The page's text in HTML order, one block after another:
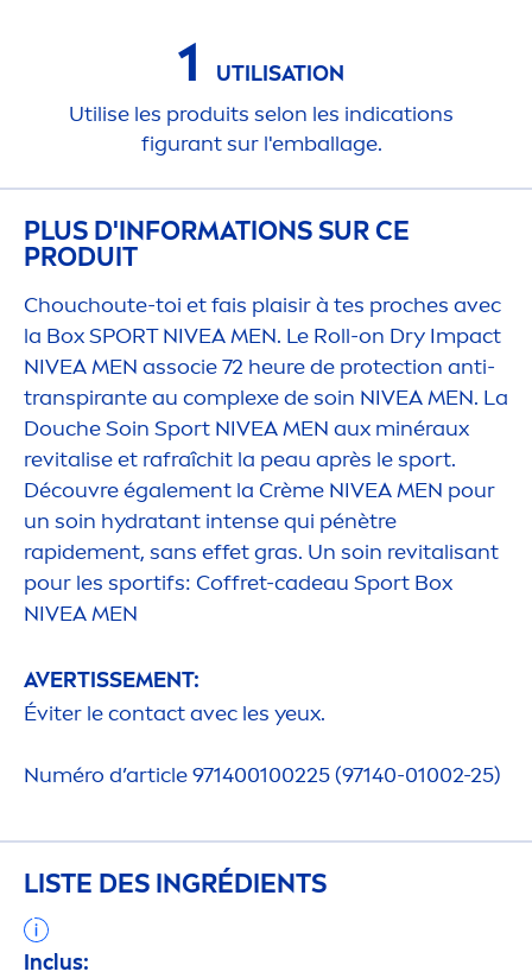
1
UTILISATION
Utilise les produits selon les indications
figurant sur l'emballage.
PLUS D'INFORMATIONS SUR CE
PRODUIT
Chouchoute-toi et fais plaisir à tes proches avec
la Box SPORTNIVEAMEN. Le Roll-on Dry Impact
NIVEAMEN associe 72 heure de protection anti-
transpirante au complexe de soin NIVEAMEN. La
Douche Soin Sport NIVEAMEN aux minéraux
revitalise et rafraîchit la peau après le sport.
Découvre également la Crème NIVEAMEN pour
un soin hydratant intense qui pénètre
rapidement, sans effet gras. Un soin revitalisant
pour les sportifs: Coffret-cadeau Sport Box
NIVEAMEN
AVERTISSEMENT:
Éviter le contact avec les yeux.
Numéro d’article 971400100225 (97140-01002-25)
LISTE DES INGRÉDIENTS
Inclus: